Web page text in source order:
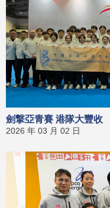
劍撃亞青賽 港隊大豐收
2026 年 03 月 02 日